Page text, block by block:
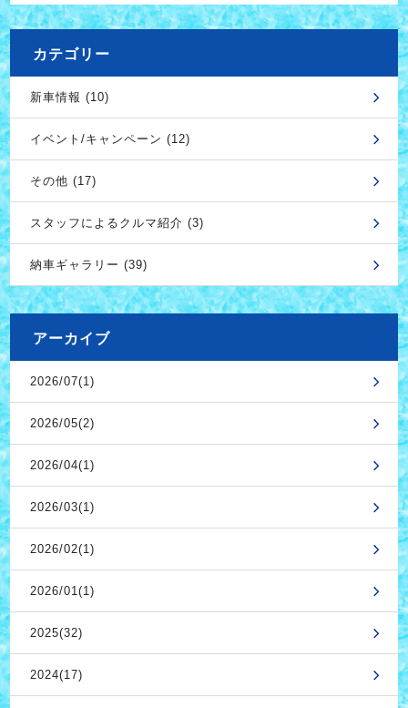
カテゴリー
新車情報 (10)
イベント/キャンペーン (12)
その他 (17)
スタッフによるクルマ紹介 (3)
納車ギャラリー (39)
アーカイブ
2026/07(1)
2026/05(2)
2026/04(1)
2026/03(1)
2026/02(1)
2026/01(1)
2025(32)
2024(17)